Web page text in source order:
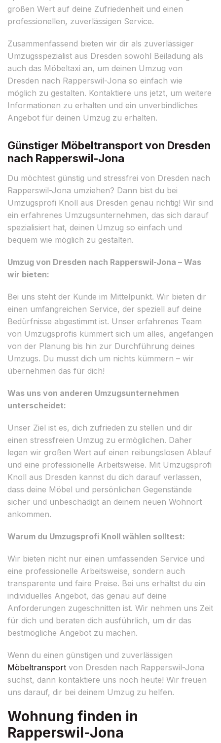
großen Wert auf deine Zufriedenheit und einen
professionellen, zuverlässigen Service.
Zusammenfassend bieten wir dir als zuverlässiger
Umzugsspezialist aus Dresden sowohl Beiladung als
auch das Möbeltaxi an, um deinen Umzug von
Dresden nach Rapperswil-Jona so einfach wie
möglich zu gestalten. Kontaktiere uns jetzt, um weitere
Informationen zu erhalten und ein unverbindliches
Angebot für deinen Umzug zu erhalten.
Günstiger Möbeltransport von Dresden
nach Rapperswil-Jona
Du möchtest günstig und stressfrei von Dresden nach
Rapperswil-Jona umziehen? Dann bist du bei
Umzugsprofi Knoll aus Dresden genau richtig! Wir sind
ein erfahrenes Umzugsunternehmen, das sich darauf
spezialisiert hat, deinen Umzug so einfach und
bequem wie möglich zu gestalten.
Umzug von Dresden nach Rapperswil-Jona – Was
wir bieten:
Bei uns steht der Kunde im Mittelpunkt. Wir bieten dir
einen umfangreichen Service, der speziell auf deine
Bedürfnisse abgestimmt ist. Unser erfahrenes Team
von Umzugsprofis kümmert sich um alles, angefangen
von der Planung bis hin zur Durchführung deines
Umzugs. Du musst dich um nichts kümmern – wir
übernehmen das für dich!
Was uns von anderen Umzugsunternehmen
unterscheidet:
Unser Ziel ist es, dich zufrieden zu stellen und dir
einen stressfreien Umzug zu ermöglichen. Daher
legen wir großen Wert auf einen reibungslosen Ablauf
und eine professionelle Arbeitsweise. Mit Umzugsprofi
Knoll aus Dresden kannst du dich darauf verlassen,
dass deine Möbel und persönlichen Gegenstände
sicher und unbeschädigt an deinem neuen Wohnort
ankommen.
Warum du Umzugsprofi Knoll wählen solltest:
Wir bieten nicht nur einen umfassenden Service und
eine professionelle Arbeitsweise, sondern auch
transparente und faire Preise. Bei uns erhältst du ein
individuelles Angebot, das genau auf deine
Anforderungen zugeschnitten ist. Wir nehmen uns Zeit
für dich und beraten dich ausführlich, um dir das
bestmögliche Angebot zu machen.
Wenn du einen günstigen und zuverlässigen
Möbeltransport von Dresden nach Rapperswil-Jona
suchst, dann kontaktiere uns noch heute! Wir freuen
uns darauf, dir bei deinem Umzug zu helfen.
Wohnung finden in
Rapperswil-Jona